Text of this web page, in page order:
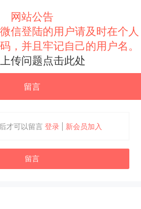
网站公告
信登陆的用户请及时在个人
，并且牢记自己的用户名。
传问题点击此处
留言
才可以留言 登录| 新会员加入
留言